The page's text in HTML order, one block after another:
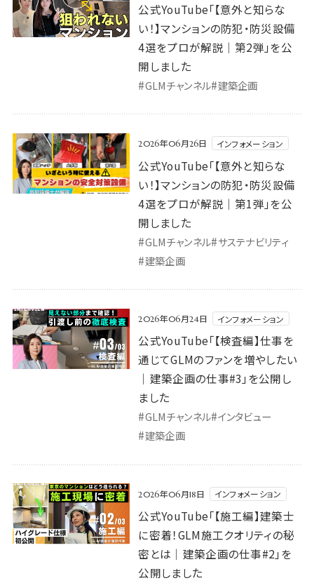
公式YouTube「【意外と知らな
い！】マンションの防犯・防災設備
4選をプロが解説｜第2弾」を公
開しました
#GLMチャンネル#建築企画
2026年06月26日 インフォメーション
公式YouTube「【意外と知らな
い！】マンションの防犯・防災設備
4選をプロが解説｜第1弾」を公
開しました
#GLMチャンネル#サステナビリティ
#建築企画
2026年06月24日 インフォメーション
公式YouTube「【検査編】仕事を
通じてGLMのファンを増やしたい
｜建築企画の仕事#3」を公開し
ました
#GLMチャンネル#インタビュー
#建築企画
2026年06月18日 インフォメーション
公式YouTube「【施工編】建築士
に密着！GLM施工クオリティの秘
密とは｜建築企画の仕事#2」を
公開しました